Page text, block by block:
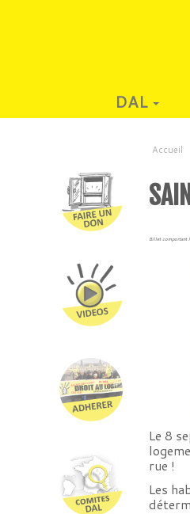
DAL
Accueil
Billet comportant
Le 8
rue !
Les